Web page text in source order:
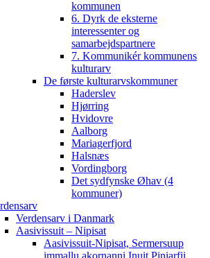
kommunen
6. Dyrk de eksterne
interessenter og
samarbejdspartnere
7. Kommunikér kommunens
kulturarv
De første kulturarvskommuner
Haderslev
Hjørring
Hvidovre
Aalborg
Mariagerfjord
Halsnæs
Vordingborg
Det sydfynske Øhav (4
kommuner)
Verdensarv i Danmark
Aasivissuit – Nipisat
Aasivissuit-Nipisat, Sermersuup
immallu akornanni Inuit Piniarfii